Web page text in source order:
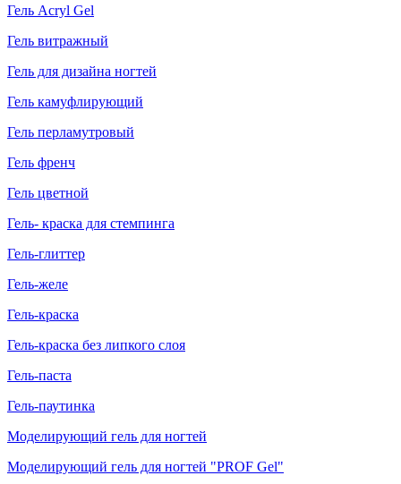
Гель Acryl Gel
Гель витражный
Гель для дизайна ногтей
Гель камуфлирующий
Гель перламутровый
Гель френч
Гель цветной
Гель- краска для стемпинга
Гель-глиттер
Гель-желе
Гель-краска
Гель-краска без липкого слоя
Гель-паста
Гель-паутинка
Моделирующий гель для ногтей
Моделирующий гель для ногтей "PROF Gel"